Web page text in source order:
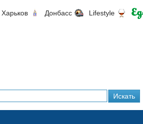
Харьков Донбасс Lifestyle